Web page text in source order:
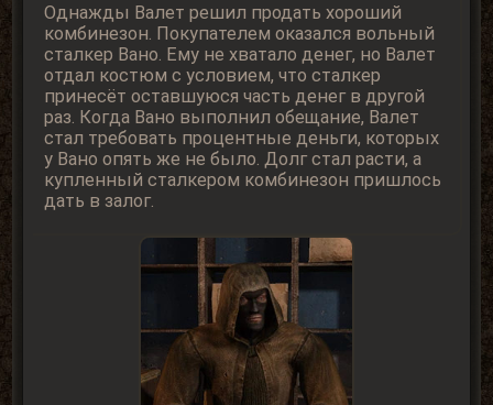
Однажды Валет решил продать хороший
комбинезон. Покупателем оказался вольный
сталкер Вано. Ему не хватало денег, но Валет
отдал костюм с условием, что сталкер
принесёт оставшуюся часть денег в другой
раз. Когда Вано выполнил обещание, Валет
стал требовать процентные деньги, которых
у Вано опять же не было. Долг стал расти, а
купленный сталкером комбинезон пришлось
дать в залог.